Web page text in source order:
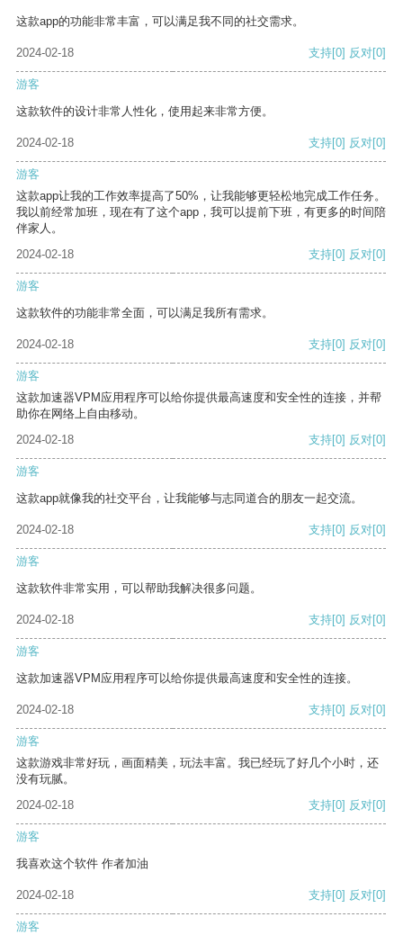
这款app的功能非常丰富，可以满足我不同的社交需求。
2024-02-18 支持[0] 反对[0]
游客
这款软件的设计非常人性化，使用起来非常方便。
2024-02-18 支持[0] 反对[0]
游客
这款app让我的工作效率提高了50%，让我能够更轻松地完成工作任务。
我以前经常加班，现在有了这个app，我可以提前下班，有更多的时间陪
伴家人。
2024-02-18
支持[0] 反对[0]
游客
这款软件的功能非常全面，可以满足我所有需求。
2024-02-18 支持[0] 反对[0]
游客
这款加速器VPM应用程序可以给你提供最高速度和安全性的连接，并帮
助你在网络上自由移动。
2024-02-18
支持[0] 反对[0]
游客
这款app就像我的社交平台，让我能够与志同道合的朋友一起交流。
2024-02-18 支持[0] 反对[0]
游客
这款软件非常实用，可以帮助我解决很多问题。
2024-02-18 支持[0] 反对[0]
游客
这款加速器VPM应用程序可以给你提供最高速度和安全性的连接。
2024-02-18 支持[0] 反对[0]
游客
这款游戏非常好玩，画面精美，玩法丰富。我已经玩了好几个小时，还
没有玩腻。
2024-02-18
支持[0] 反对[0]
游客
我喜欢这个软件 作者加油
2024-02-18 支持[0] 反对[0]
游客